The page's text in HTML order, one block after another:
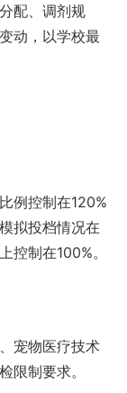
配、调剂规
动，以学校最
例控制在120%
拟投档情况在
控制在100%。
宠物医疗技术
限制要求。